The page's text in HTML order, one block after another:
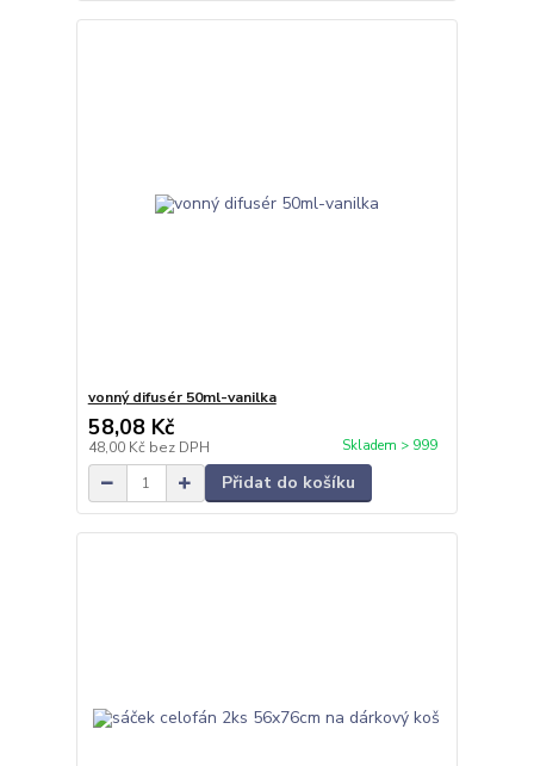
vonný difusér 50ml-vanilka
58,08 Kč
48,00 Kč bez DPH Skladem > 999
Přidat do košíku